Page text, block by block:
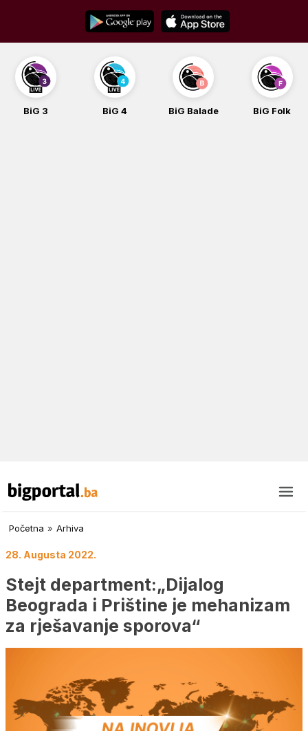
content
BiG 3 BiG 4 BiG Balade BiG Folk
Početna » Arhiva
28. Augusta 2022.
Stejt department:„Dijalog
Beograda i Prištine je mehanizam
za rješavanje sporova“